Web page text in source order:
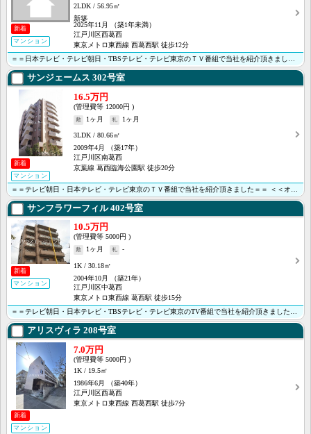
新着
マンション
2LDK
56.95㎡
新築
2025年11月
（築1年未満）
江戸川区西葛西
東京メトロ東西線 西葛西駅 徒歩12分
＝＝日本テレビ・テレビ朝日・TBSテレビ・テレビ東京のＴＶ番組で当社を紹介頂きました＝＝＜＜オンライ･･･
サンジェームス 302号室
新着
マンション
16.5万円
12000円
1ヶ月
1ヶ月
3LDK
80.66㎡
2009年4月
（築17年）
江戸川区南葛西
京葉線 葛西臨海公園駅 徒歩20分
＝＝テレビ朝日・日本テレビ・テレビ東京のＴＶ番組で当社を紹介頂きました＝＝ ＜＜オンライン内見・接客･･･
サンフラワーフィル402号室
新着
マンション
10.5万円
5000円
1ヶ月
-
1K
30.18㎡
2004年10月
（築21年）
江戸川区中葛西
東京メトロ東西線 葛西駅 徒歩15分
＝＝テレビ朝日・日本テレビ・TBSテレビ・テレビ東京のTV番組で当社を紹介頂きました＝＝ ＜＜オンラ･･･
アリスヴィラ 208号室
新着
マンション
7.0万円
5000円
1K
19.5㎡
1986年6月
（築40年）
江戸川区西葛西
東京メトロ東西線 西葛西駅 徒歩7分